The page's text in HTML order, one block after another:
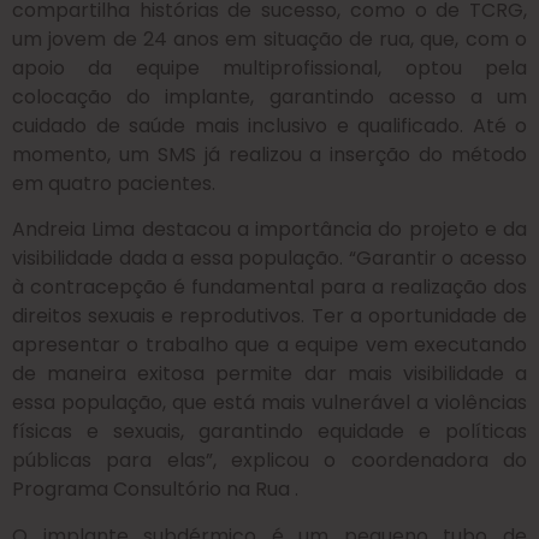
compartilha histórias de sucesso, como o de TCRG,
um jovem de 24 anos em situação de rua, que, com o
apoio da equipe multiprofissional, optou pela
colocação do implante, garantindo acesso a um
cuidado de saúde mais inclusivo e qualificado. Até o
momento, um SMS já realizou a inserção do método
em quatro pacientes.
Andreia Lima destacou a importância do projeto e da
visibilidade dada a essa população. “Garantir o acesso
à contracepção é fundamental para a realização dos
direitos sexuais e reprodutivos. Ter a oportunidade de
apresentar o trabalho que a equipe vem executando
de maneira exitosa permite dar mais visibilidade a
essa população, que está mais vulnerável a violências
físicas e sexuais, garantindo equidade e políticas
públicas para elas”, explicou o coordenadora do
Programa Consultório na Rua .